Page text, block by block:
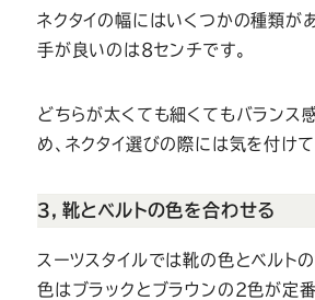
ネクタイの幅にはいくつかの種類が
手が良いのは8センチです。
どちらが太くても細くてもバランス
め、ネクタイ選びの際には気を付けて
３，靴とベルトの色を合わせる
スーツスタイルでは靴の色とベルト
色はブラックとブラウンの2色が定